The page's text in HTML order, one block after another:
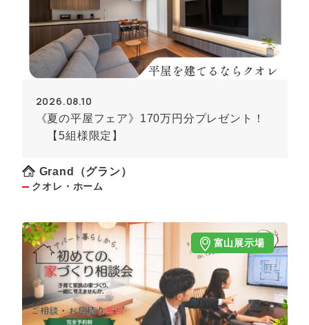
2026.08.10
《夏の平屋フェア》170万円分プレゼント！
【5組様限定】
Grand（グラン）
クオレ・ホーム
富山展示場